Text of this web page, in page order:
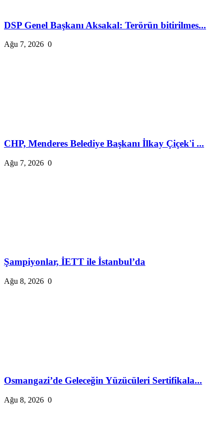
DSP Genel Başkanı Aksakal: Terörün bitirilmes...
Ağu 7, 2026 0
CHP, Menderes Belediye Başkanı İlkay Çiçek'i ...
Ağu 7, 2026 0
Şampiyonlar, İETT ile İstanbul’da
Ağu 8, 2026 0
Osmangazi’de Geleceğin Yüzücüleri Sertifikala...
Ağu 8, 2026 0